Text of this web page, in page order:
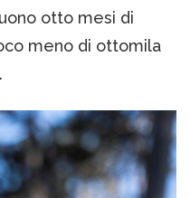
otto mesi di
meno di ottomila